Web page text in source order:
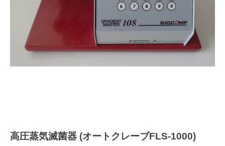
高圧蒸気滅菌器 (オートクレーブFLS-1000)